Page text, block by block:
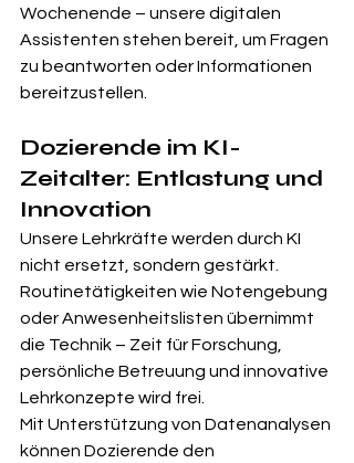
Wochenende – unsere digitalen
Assistenten stehen bereit, um Fragen
zu beantworten oder Informationen
bereitzustellen.
Dozierende im KI-
Zeitalter: Entlastung und
Innovation
Unsere Lehrkräfte werden durch KI
nicht ersetzt, sondern gestärkt.
Routinetätigkeiten wie Notengebung
oder Anwesenheitslisten übernimmt
die Technik – Zeit für Forschung,
persönliche Betreuung und innovative
Lehrkonzepte wird frei.
Mit Unterstützung von Datenanalysen
können Dozierende den